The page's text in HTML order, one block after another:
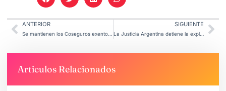
ANTERIOR
Se mantienen los Coseguros exentos en Discapacidad y otras Prestaciones
SIGUIENTE
La Justicia Argentina detiene la explotación de Litio
Articulos Relacionados